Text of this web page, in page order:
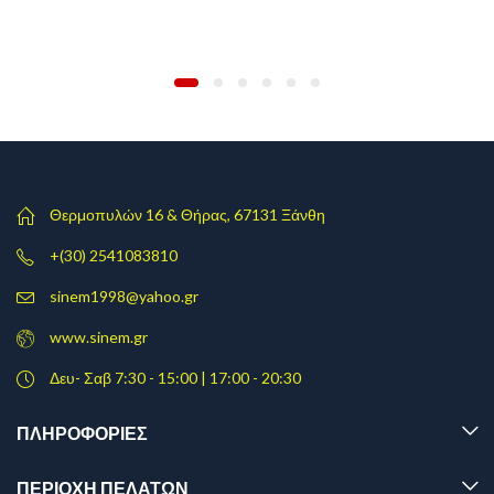
Θερμοπυλών 16 & Θήρας, 67131 Ξάνθη
+(30) 2541083810
sinem1998@yahoo.gr
www.sinem.gr
Δευ- Σαβ 7:30 - 15:00 | 17:00 - 20:30
ΠΛΗΡΟΦΟΡΊΕΣ
ΠΕΡΙΟΧΗ ΠΕΛΑΤΩΝ